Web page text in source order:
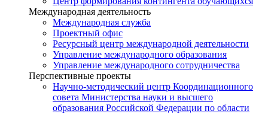
Международная деятельность
Международная служба
Проектный офис
Ресурсный центр международной деятельности
Управление международного образования
Управление международного сотрудничества
Перспективные проекты
Научно-методический центр Координационного
совета Министерства науки и высшего
образования Российской Федерации по области